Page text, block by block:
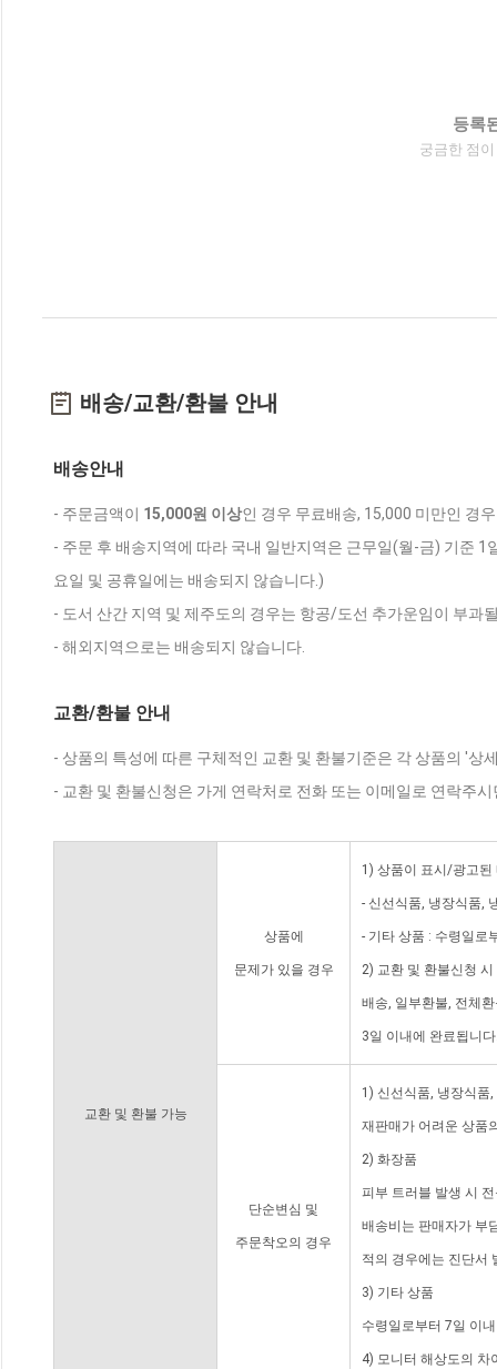
등록
궁금한 점
배송/교환/환불 안내
배송안내
- 주문금액이 15,000원 이상인 경우 무료배송, 15,000 미만인 경
- 주문 후 배송지역에 따라 국내 일반지역은 근무일(월-금) 기준
요일 및 공휴일에는 배송되지 않습니다.)
- 도서 산간 지역 및 제주도의 경우는 항공/도선 추가운임이 부과
- 해외지역으로는 배송되지 않습니다.
교환/환불 안내
- 상품의 특성에 따른 구체적인 교환 및 환불기준은 각 상품의 '상
- 교환 및 환불신청은 가게 연락처로 전화 또는 이메일로 연락주
교환 및 환불 가능
상품에
문제가 있을 경우
1) 상품이 표시/광고된
- 신선식품, 냉장식품,
- 기타 상품 : 수령일로
2) 교환 및 환불신청
배송, 일부환불, 전체
3일 이내에 완료됩니
단순변심 및
주문착오의 경우
1) 신선식품, 냉장식품
재판매가 어려운 상품
2) 화장품
피부 트러블 발생 시
배송비는 판매자가 부
적의 경우에는 진단서
3) 기타 상품
수령일로부터 7일 이
4) 모니터 해상도의 차